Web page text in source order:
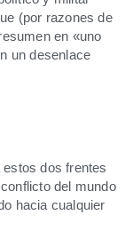
(por razo­nes de
en «uno
un des­en­la­ce
dos fren­tes
del mun­do
hacia cual­quier